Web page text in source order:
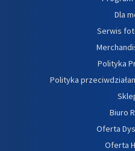
Dla
Serwis
Polityka
Polityka
Biuro
Oferta
Oferta